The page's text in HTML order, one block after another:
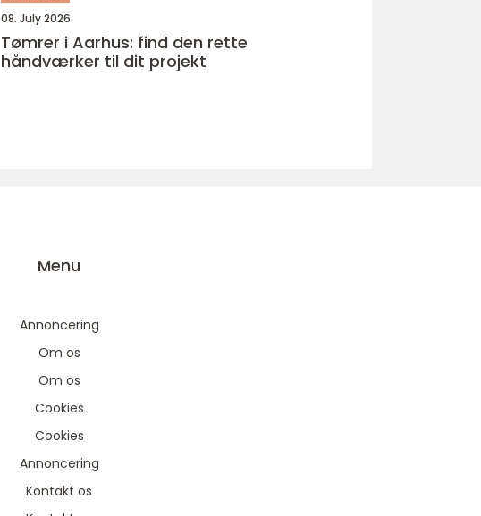
08. July 2026
Tømrer i Aarhus: find den rette
håndværker til dit projekt
Menu
Annoncering
Om os
Om os
Cookies
Cookies
Annoncering
Kontakt os